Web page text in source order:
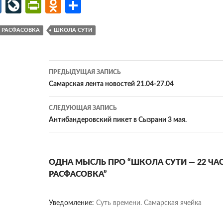
M
ail
.R
Li
v
eJ
Pr
in
tF
e
n
dl
y
O
d
n
kl
as
sn
iki
т
п
ав
и
ть
РАСФАСОВКА ШКОЛА СУТИ
Навигация
по
записям
ПРЕДЫДУЩАЯ ЗАПИСЬ
Самарская лента новостей 21.04-27.04
СЛЕДУЮЩАЯ ЗАПИСЬ
Антибандеровский пикет в Сызрани 3 мая.
ОДНА МЫСЛЬ ПРО “ШКОЛА СУТИ — 22
РАСФАСОВКА”
Уведомление: Суть времени. Самарская ячейка